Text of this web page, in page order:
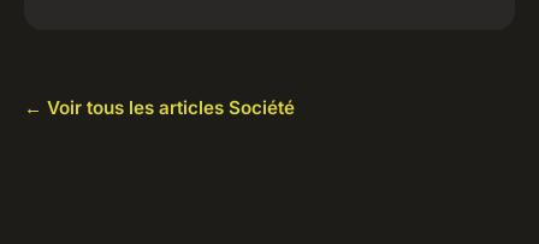
← Voir tous les articles Société